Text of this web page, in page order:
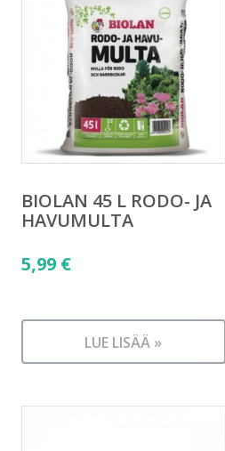
BIOLAN 45 L RODO- JA
HAVUMULTA
5,99 €
LUE LISÄÄ »